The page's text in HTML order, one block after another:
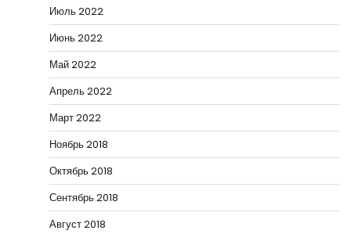
Июль 2022
Июнь 2022
Май 2022
Апрель 2022
Март 2022
Ноябрь 2018
Октябрь 2018
Сентябрь 2018
Август 2018